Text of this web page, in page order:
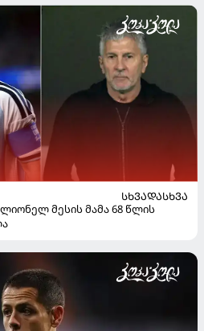
ᲡᲮᲕᲐᲓᲐᲡᲮᲕᲐ
ლიონელ მესის მამა 68 წლის